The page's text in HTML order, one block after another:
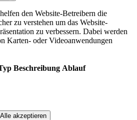
den Website-Betreibern die
zu verstehen um das Website-
zu verbessern. Dabei werden
Karten- oder Videoanwendungen
Beschreibung Ablauf
Alle akzeptieren